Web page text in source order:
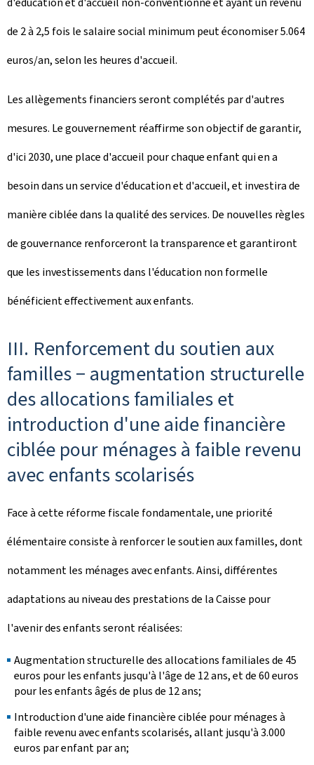
de 2 à 2,5 fois le salaire social minimum peut économiser 5.064
euros/an, selon les heures d'accueil.
Les allègements financiers seront complétés par d'autres
mesures. Le gouvernement réaffirme son objectif de garantir,
d'ici 2030, une place d'accueil pour chaque enfant qui en a
besoin dans un service d'éducation et d'accueil, et investira de
manière ciblée dans la qualité des services. De nouvelles règles
de gouvernance renforceront la transparence et garantiront
que les investissements dans l'éducation non formelle
bénéficient effectivement aux enfants.
III. Renforcement du soutien aux
familles − augmentation structurelle
des allocations familiales et
introduction d'une aide financière
ciblée pour ménages à faible revenu
avec enfants scolarisés
Face à cette réforme fiscale fondamentale, une priorité
élémentaire consiste à renforcer le soutien aux familles, dont
notamment les ménages avec enfants. Ainsi, différentes
adaptations au niveau des prestations de la Caisse pour
l'avenir des enfants seront réalisées:
Augmentation structurelle des allocations familiales de 45
euros pour les enfants jusqu'à l'âge de 12 ans, et de 60 euros
pour les enfants âgés de plus de 12 ans;
Introduction d'une aide financière ciblée pour ménages à
faible revenu avec enfants scolarisés, allant jusqu'à 3.000
euros par enfant par an;